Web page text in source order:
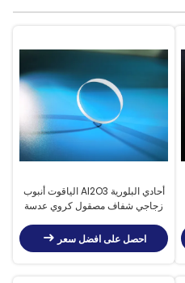
أحادي البلورية Al2O3 الياقوت أنبوب
زجاجي شفاف مصقول كروي عدسة
احصل على افضل سعر